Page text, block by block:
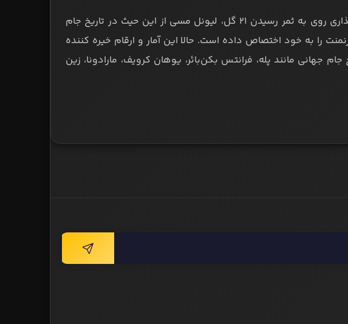
در مجموع با 12 گل و هشت پاس گل و در حقیقت تاثیرگذاری روی به ثمر رسیدن 21 گل، لیونل مسی از این حیث در تاریخ جام
را به خود اختصاص داده است. حالا این آمار و ارقام خیره کننده
جهانی مانند پله، فرانتس بکن‌بائر، یوهان کرویف، مارادونا، زین